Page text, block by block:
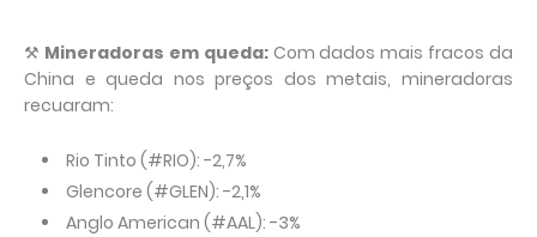
⚒️ Mineradoras em queda: Com dados mais fracos da
China e queda nos preços dos metais, mineradoras
recuaram:
Rio Tinto (#RIO): -2,7%
Glencore (#GLEN): -2,1%
Anglo American (#AAL): -3%